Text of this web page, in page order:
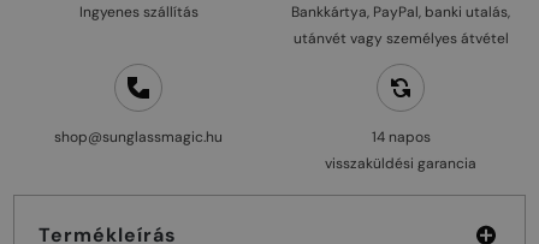
Ingyenes szállítás
Bankkártya, PayPal, banki utalás,
utánvét vagy személyes átvétel
shop@sunglassmagic.hu
14 napos
visszaküldési garancia
Termékleírás